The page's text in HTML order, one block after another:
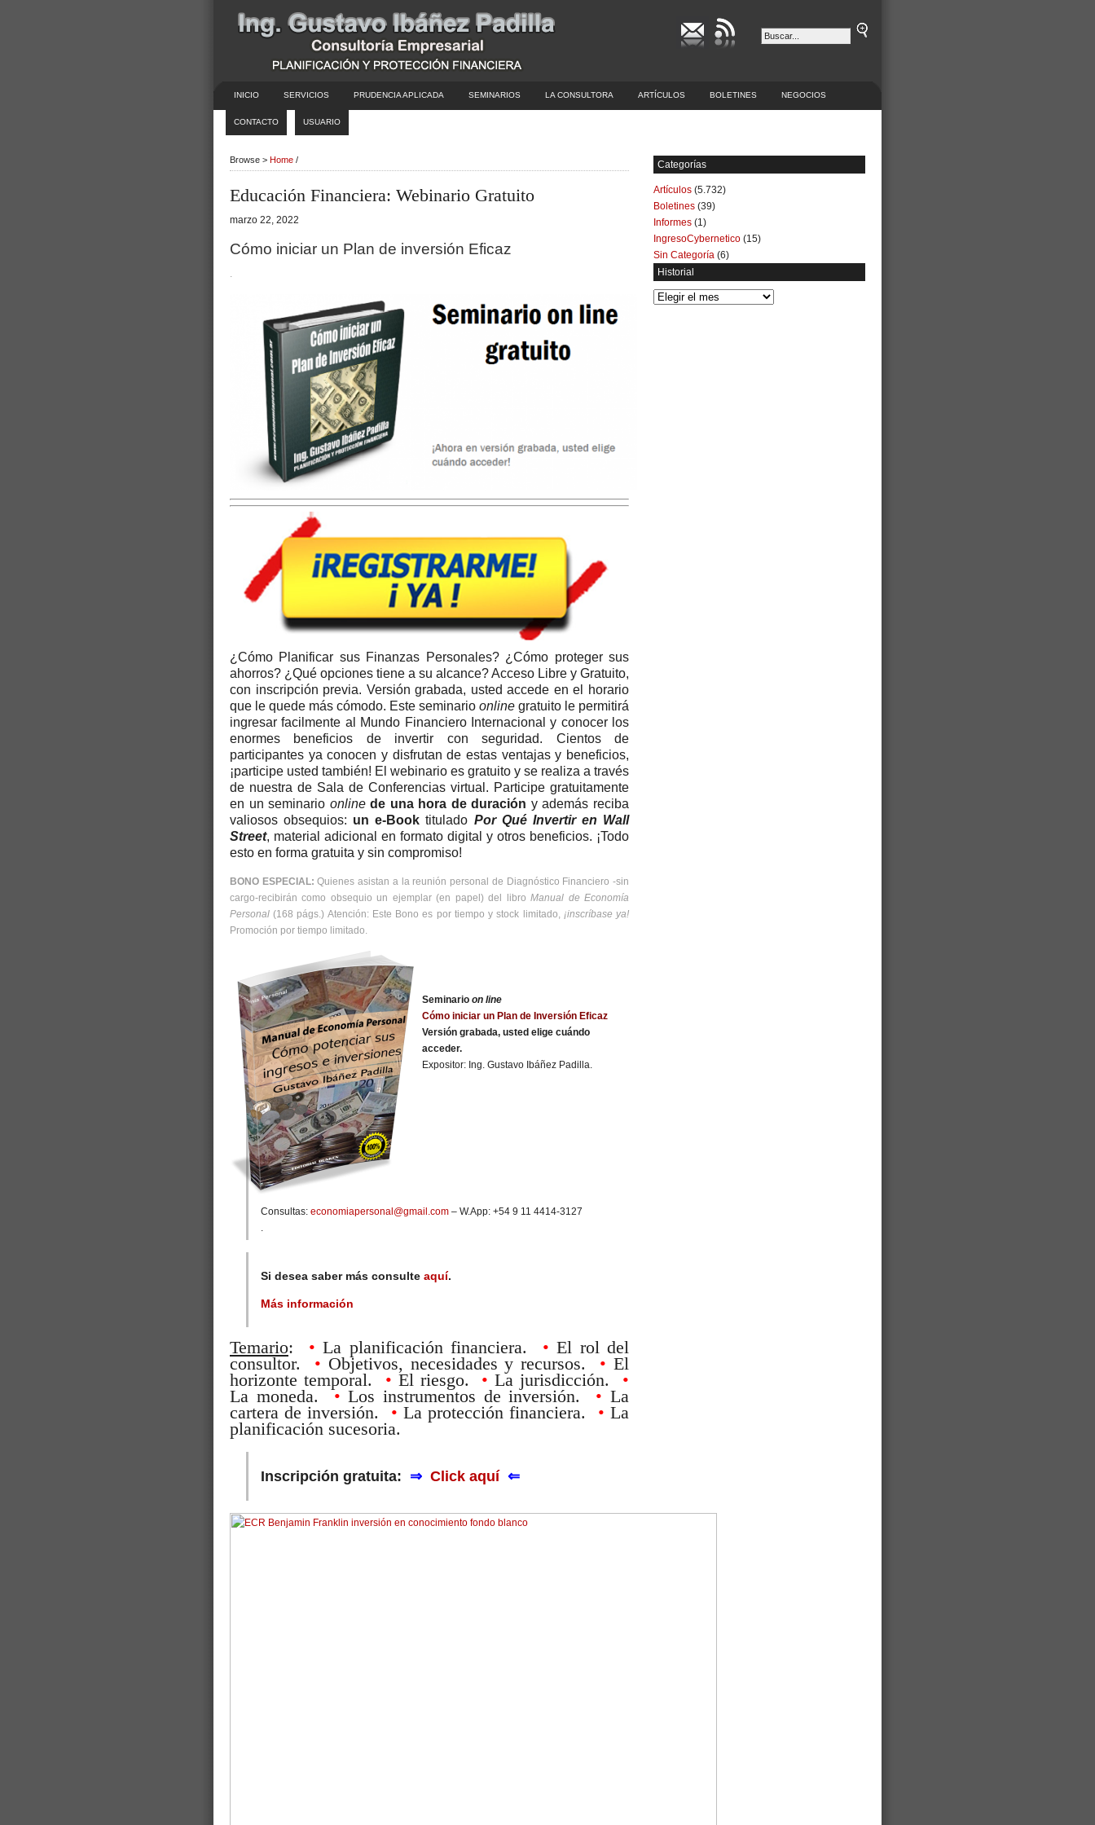
INICIO SERVICIOS PRUDENCIA APLICADA SEMINARIOS LA CONSULTORA ARTÍCULOS BOLETINES NEGOCIOS
CONTACTO USUARIO
Browse > Home /
Educación Financiera: Webinario Gratuito
marzo 22, 2022
Cómo iniciar un Plan de inversión Eficaz
.
¿Cómo Planificar sus Finanzas Personales? ¿Cómo proteger sus
ahorros? ¿Qué opciones tiene a su alcance? Acceso Libre y Gratuito,
con inscripción previa. Versión grabada, usted accede en el horario
que le quede más cómodo. Este seminario online gratuito le permitirá
ingresar facilmente al Mundo Financiero Internacional y conocer los
enormes beneficios de invertir con seguridad. Cientos de
participantes ya conocen y disfrutan de estas ventajas y beneficios,
¡participe usted también! El webinario es gratuito y se realiza a través
de nuestra de Sala de Conferencias virtual. Participe gratuitamente
en un seminario online de una hora de duración y además reciba
valiosos obsequios: un e-Booktitulado Por Qué Invertir en Wall
Street, material adicional en formato digital y otros beneficios. ¡Todo
esto en forma gratuita y sin compromiso!
BONO ESPECIAL: Quienes asistan a la reunión personal de Diagnóstico Financiero -sin
cargo-recibirán como obsequio un ejemplar (en papel) del libroManual de Economía
Personal (168 págs.) Atención: Este Bono es por tiempo y stock limitado, ¡inscríbase ya!
Promoción por tiempo limitado.
Seminario on line
Cómo iniciar un Plan de Inversión Eficaz
Versión grabada, usted elige cuándo
acceder.
Expositor: Ing. Gustavo Ibáñez Padilla.
Consultas: economiapersonal@gmail.com – W.App: +54 9 11 4414-3127
.
Si desea saber más consulte aquí.
Más información
Temario: •La planificación financiera. •El rol del
consultor. • Objetivos, necesidades y recursos. •El
horizonte temporal. • El riesgo. •La jurisdicción. •
La moneda.•Los instrumentos de inversión. •La
cartera de inversión. •La protección financiera. •La
planificación sucesoria.
Inscripción gratuita: ⇒ Click aquí ⇐
Categorías
Artículos (5.732)
Boletines (39)
Informes (1)
IngresoCybernetico (15)
Sin Categoría (6)
Historial
Historial